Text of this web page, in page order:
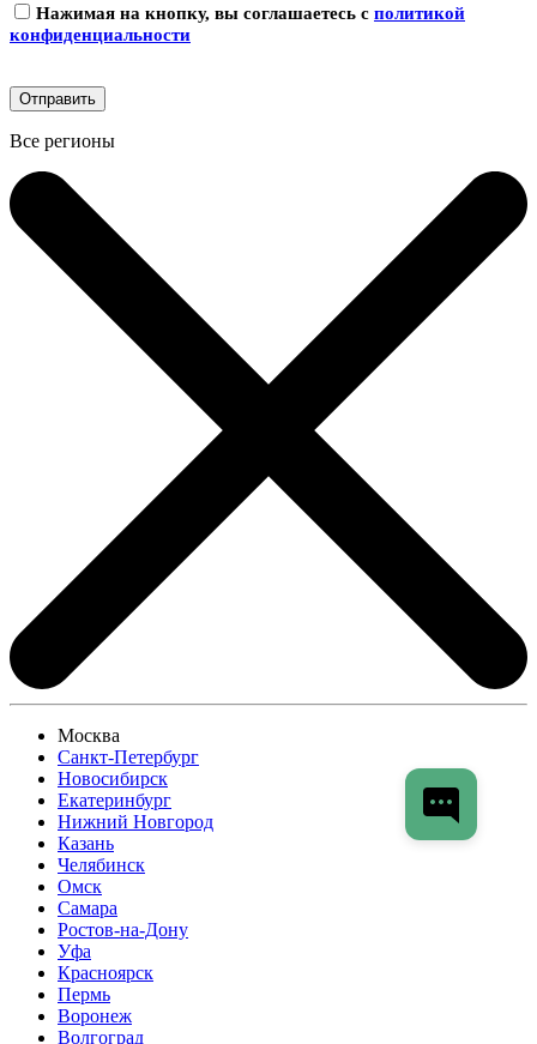
Нажимая на кнопку, вы соглашаетесь с политикой
конфиденциальности
Все регионы
Москва
Санкт-Петербург
Новосибирск
Екатеринбург
Нижний Новгород
Казань
Челябинск
Омск
Самара
Ростов-на-Дону
Уфа
Красноярск
Пермь
Воронеж
Волгоград